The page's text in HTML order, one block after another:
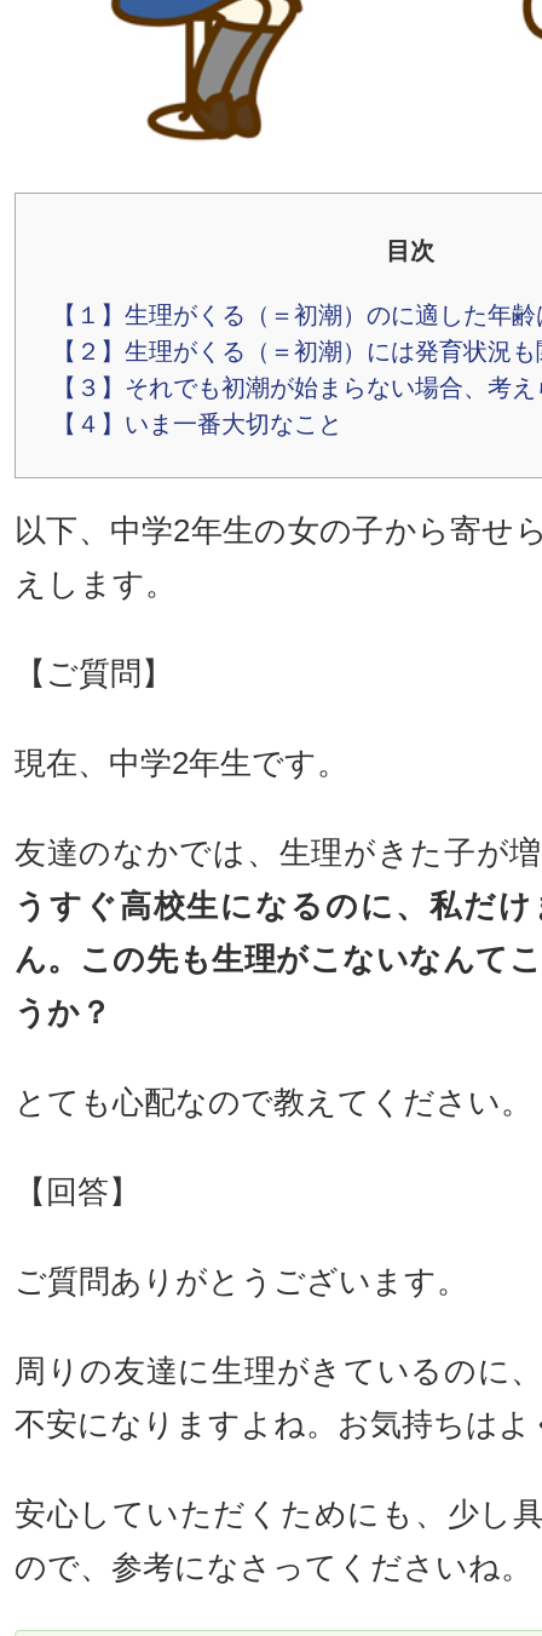
目次
【１】 生理がくる（＝初潮）のに適した年
【２】 生理がくる（＝初潮）には発育状況
【３】 それでも初潮が始まらない場合、考
【４】 いま一番大切なこと
以下、中学2年生の女の子から寄せ
えします。
【ご質問】
現在、中学2年生です。
友達のなかでは、生理がきた子が
うすぐ高校生になるのに、私だ
ん。この先も生理がこないなんて
うか？
とても心配なので教えてください。
【回答】
ご質問ありがとうございます。
周りの友達に生理がきているのに
不安になりますよね。お気持ちは
安心していただくためにも、少し
ので、参考になさってくださいね。